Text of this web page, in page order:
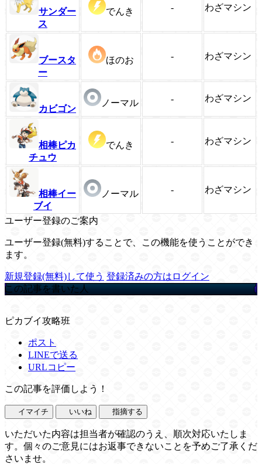
サンダー
ス
でんき - わざマシン
ブースタ
ー
ほのお - わざマシン
カビゴン
ノーマル - わざマシン
相棒ピカ
チュウ
でんき - わざマシン
相棒イー
ブイ
ノーマル - わざマシン
ユーザー登録のご案内
ユーザー登録(無料)することで、この機能を使うことができ
ます。
新規登録(無料)して使う 登録済みの方はログイン
この記事を書いた人
ピカブイ攻略班
ポスト
LINEで送る
URLコピー
この記事を評価しよう！
イマイチ いいね 指摘する
いただいた内容は担当者が確認のうえ、順次対応いたしま
す。個々のご意見にはお返事できないことを予めご了承くだ
さいませ。